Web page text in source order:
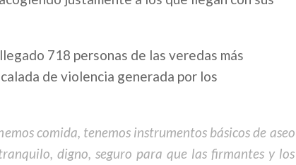
718 personas de las veredas más
de violencia generada por los
comida, tenemos instrumentos básicos de aseo
digno, seguro para que las firmantes y los